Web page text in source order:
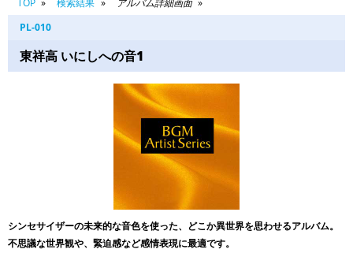
TOP
検索結果
アルバム詳細画面
PL-010
東祥高 いにしへの音1
シンセサイザーの未来的な音色を使った、どこか異世界を思わせるアルバム。
不思議な世界観や、緊迫感など感情表現に最適です。